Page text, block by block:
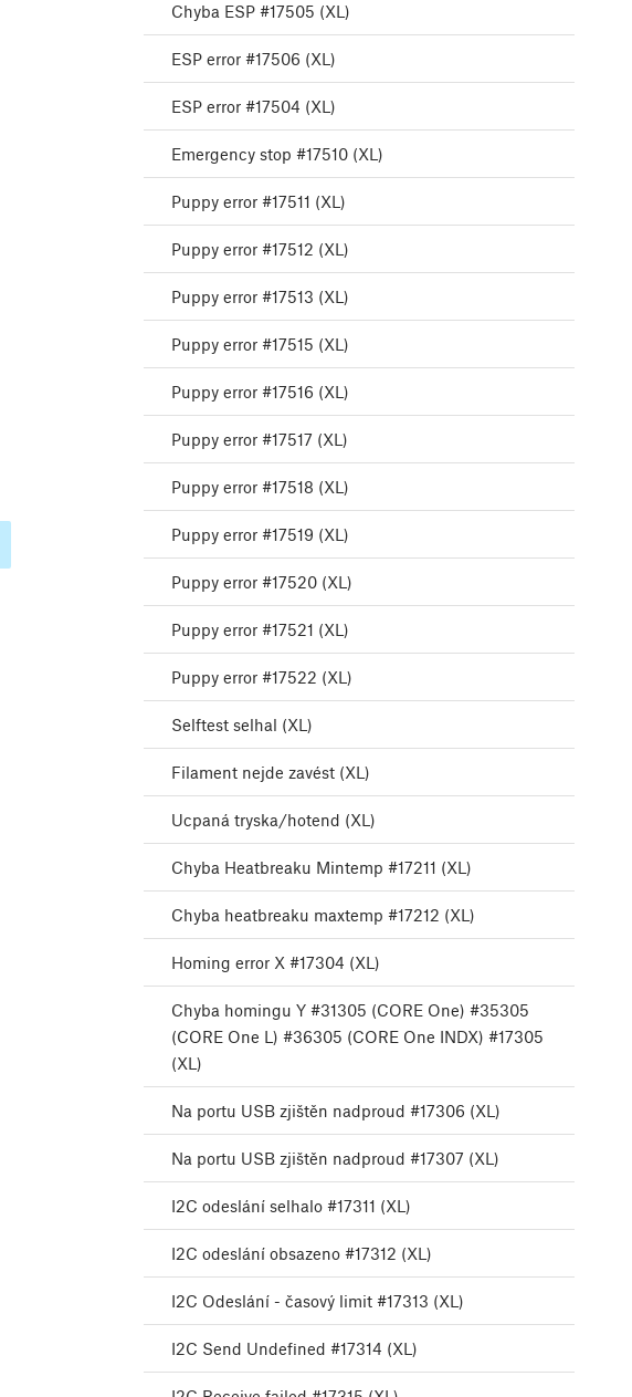
Chyba ESP #17505 (XL)
ESP error #17506 (XL)
ESP error #17504 (XL)
Emergency stop #17510 (XL)
Puppy error #17511 (XL)
Puppy error #17512 (XL)
Puppy error #17513 (XL)
Puppy error #17515 (XL)
Puppy error #17516 (XL)
Puppy error #17517 (XL)
Puppy error #17518 (XL)
Puppy error #17519 (XL)
Puppy error #17520 (XL)
Puppy error #17521 (XL)
Puppy error #17522 (XL)
Selftest selhal (XL)
Filament nejde zavést (XL)
Ucpaná tryska/hotend (XL)
Chyba Heatbreaku Mintemp #17211 (XL)
Chyba heatbreaku maxtemp #17212 (XL)
Homing error X #17304 (XL)
Chyba homingu Y #31305 (CORE One) #35305
(CORE One L) #36305 (CORE One INDX) #17305
(XL)
Na portu USB zjištěn nadproud #17306 (XL)
Na portu USB zjištěn nadproud #17307 (XL)
I2C odeslání selhalo #17311 (XL)
I2C odeslání obsazeno #17312 (XL)
I2C Odeslání - časový limit #17313 (XL)
I2C Send Undefined #17314 (XL)